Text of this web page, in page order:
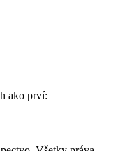
ako prví: